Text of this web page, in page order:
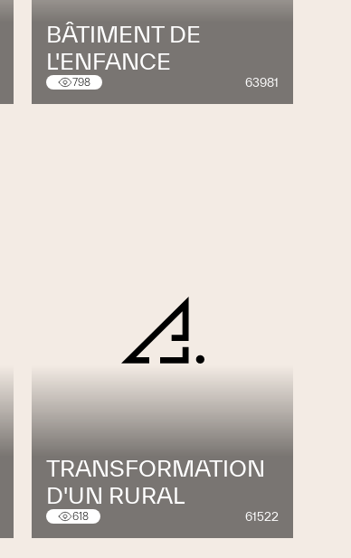
BÂTIMENT DE
L'ENFANCE
798 63981
TRANSFORMATION
D'UN RURAL
618 61522